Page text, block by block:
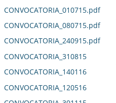
CONVOCATORIA_010715.pdf
CONVOCATORIA_080715.pdf
CONVOCATORIA_240915.pdf
CONVOCATORIA_310815
CONVOCATORIA_140116
CONVOCATORIA_120516